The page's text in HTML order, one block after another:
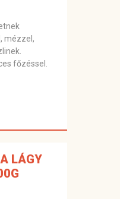
mézzel,
főzéssel.
LÁGY